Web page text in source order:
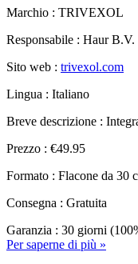
Responsabile : Haur B.V.
Sito web :trivexol.com
Lingua : Italiano
Breve descrizione :
Prezzo : €49.95
Formato : Flacone da 30
Consegna : Gratuita
Garanzia : 30 giorni
Pubblicato inAnalisi